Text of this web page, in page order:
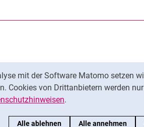
mit der Software Matomo setzen
Cookies von Drittanbietern werden
.
Alle ablehnen Alle annehmen